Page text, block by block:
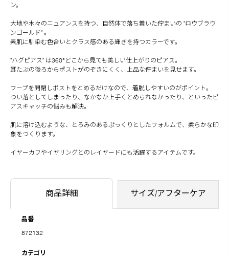
ン。
大地や木々のニュアンスを持つ、自然体で落ち着いた佇まいの "ロウブラウ
ンゴールド" 。
素肌に馴染む色合いとクラス感のある輝きを持つカラーです。
"ハグピアス" は360°どこから見ても美しい仕上がりのピアス。
耳たぶの後ろからポストがのぞきにくく、上品な佇まいを見せます。
フープを開閉しポストをとめるだけなので、着脱しやすいのがポイント。
つい落としてしまったり、なかなか上手くとめられなかったり、といったピ
アスキャッチの悩みも解決。
肌に溶け込むような、とろみのあるぷっくりとしたフォルムで、柔らかな印
象をつくります。
イヤーカフやイヤリングとのレイヤードにも活躍するアイテムです。
商品詳細 サイズ/アフターケア
品番
872132
カテゴリ